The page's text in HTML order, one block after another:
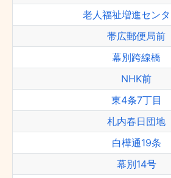
老人福祉増進セン
帯広郵便局前
幕別跨線橋
NHK前
東4条7丁目
札内春日団地
白樺通19条
幕別14号